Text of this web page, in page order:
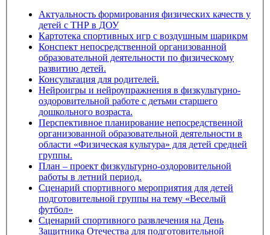
Актуальность формирования физических качеств у
детей с ТНР в ДОУ
Картотека спортивных игр с воздушным шарикрм
Конспект непосредственной организованной
образовательной деятельности по физическому
развитию детей.
Консультация для родителей.
Нейроигры и нейроупражнения в физкультурно-
оздоровительной работе с детьми старшего
дошкольного возраста.
Перспективное планирование непосредственной
организованной образовательной деятельности в
области «Физическая культура» для детей средней
группы.
План – проект физкультурно-оздоровительной
работы в летний период.
Сценарий спортивного мероприятия для детей
подготовительной группы на тему «Веселый
футбол»
Сценарий спортивного развлечения на День
Защитника Отечества для подготовительной